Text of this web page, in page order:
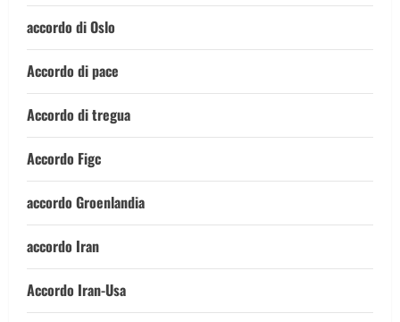
accordo di Oslo
Accordo di pace
Accordo di tregua
Accordo Figc
accordo Groenlandia
accordo Iran
Accordo Iran-Usa